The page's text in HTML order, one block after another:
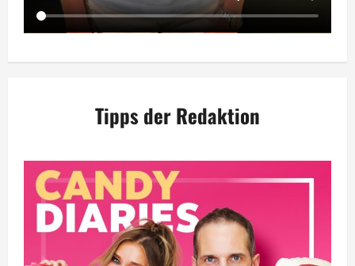
Tipps der Redaktion